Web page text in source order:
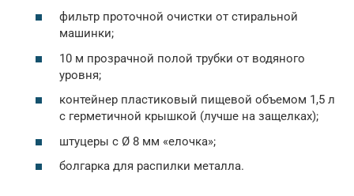
фильтр проточной очистки от стиральной
машинки;
10 м прозрачной полой трубки от водяного
уровня;
контейнер пластиковый пищевой объемом 1,5 л
с герметичной крышкой (лучше на защелках);
штуцеры с Ø 8 мм «елочка»;
болгарка для распилки металла.